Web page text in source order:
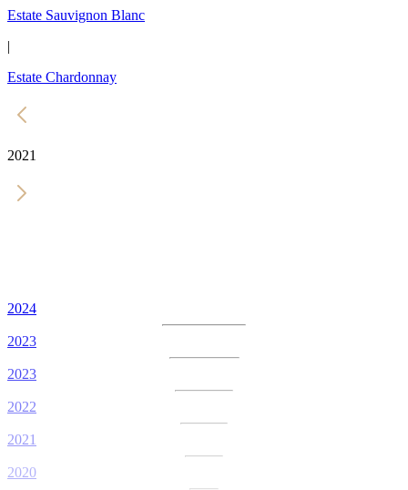
Estate Sauvignon Blanc
|
Estate Chardonnay
2021
2024
2023
2023
2022
2021
2020